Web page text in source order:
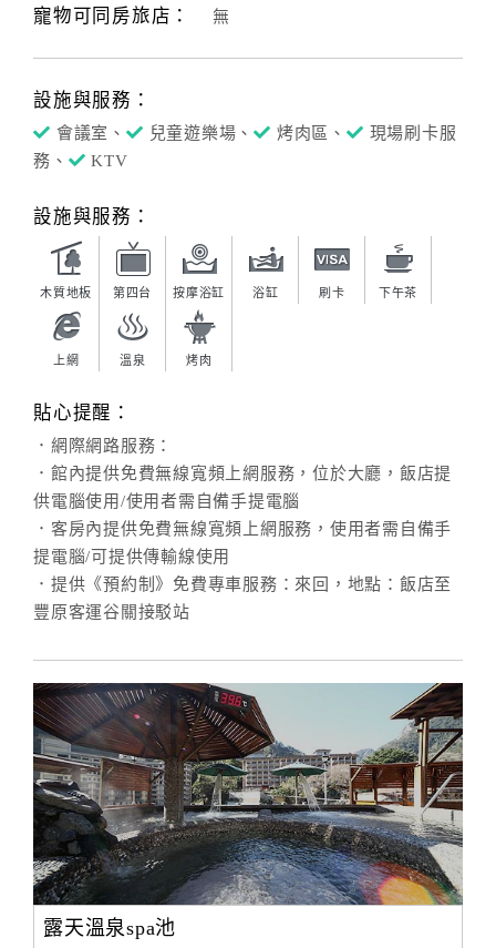
服
單
線
服
查
詢
訂
房
Q&A
旅
卡
訂
房
請
款
收
據
寵物可同房旅店： 無
設施與服務：
會議室、 兒童遊樂場、 烤肉區、
現場刷卡服
務、
KTV
設施與服務：
木質地板 第四台 按摩浴缸 浴缸 刷卡 下午茶
上網 溫泉 烤肉
貼心提醒：
．網際網路服務：
．館內提供免費無線寬頻上網服務，位於大廳，飯店提
供電腦使用/使用者需自備手提電腦
．客房內提供免費無線寬頻上網服務，使用者需自備手
提電腦/可提供傳輸線使用
．提供《預約制》免費專車服務：來回，地點：飯店至
豐原客運谷關接駁站
露天溫泉spa池